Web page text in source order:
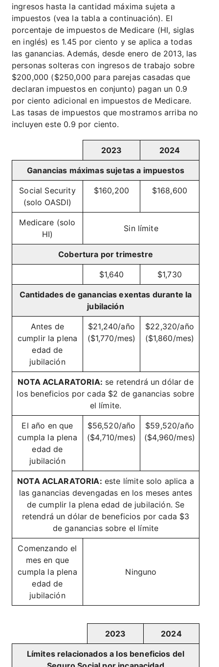
ingresos hasta la cantidad máxima sujeta a
impuestos (vea la tabla a continuación). El
porcentaje de impuestos de Medicare (HI, siglas
en inglés) es 1.45 por ciento y se aplica a todas
las ganancias. Además, desde enero de 2013, las
personas solteras con ingresos de trabajo sobre
$200,000 ($250,000 para parejas casadas que
declaran impuestos en conjunto) pagan un 0.9
por ciento adicional en impuestos de Medicare.
Las tasas de impuestos que mostramos arriba no
incluyen este 0.9 por ciento.
2023 2024
Ganancias máximas sujetas a impuestos
Social Security
(solo OASDI)
$160,200 $168,600
Medicare (solo
HI)
Sin límite
Cobertura por trimestre
$1,640 $1,730
Cantidades de ganancias exentas durante la
jubilación
Antes de
cumplir la plena
edad de
jubilación
$21,240/año
($1,770/mes)
$22,320/año
($1,860/mes)
NOTA ACLARATORIA: se retendrá un dólar de
los beneficios por cada $2 de ganancias sobre
el límite.
El año en que
cumpla la plena
edad de
jubilación
$56,520/año
($4,710/mes)
$59,520/año
($4,960/mes)
NOTA ACLARATORIA: este límite solo aplica a
las ganancias devengadas en los meses antes
de cumplir la plena edad de jubilación. Se
retendrá un dólar de beneficios por cada $3
de ganancias sobre el límite
Comenzando el
mes en que
cumpla la plena
edad de
jubilación
Ninguno
2023 2024
Límites relacionados a los beneficios del